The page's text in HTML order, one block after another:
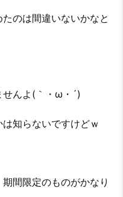
のは間違いないかなと
せんよ(｀・ω・´)
知らないですけどｗ
間限定のものがかなり